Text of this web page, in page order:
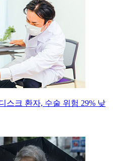
스크 환자, 수술 위험 29% 낮